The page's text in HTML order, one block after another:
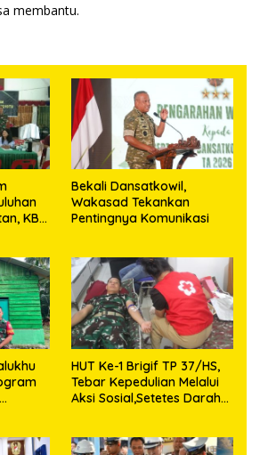
membantu.
KB
Bekali Dansatkowil,
Wakasad Tekankan
Pentingnya Komunikasi
HUT Ke-1 Brigif TP 37/HS,
Tebar Kepedulian Melalui
Aksi Sosial,Setetes Darah